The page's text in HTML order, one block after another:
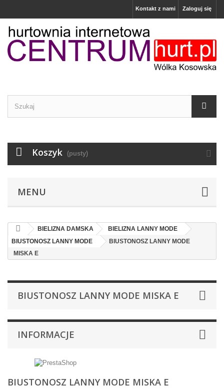
Zaloguj się
Kontakt z nami
Koszyk (pusty)
MENU
BIELIZNA DAMSKA
BIELIZNA LANNY MODE
BIUSTONOSZ LANNY MODE
BIUSTONOSZ LANNY MODE
MISKA E
BIUSTONOSZ LANNY MODE MISKA E
INFORMACJE
BIUSTONOSZ LANNY MODE MISKA E